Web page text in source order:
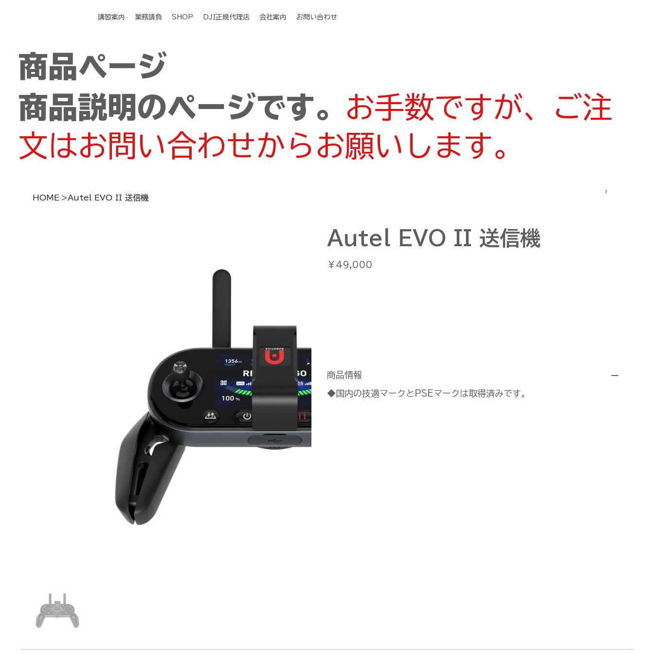
講習案内 業務請負 SHOP DJI正規代理店 会社案内 お問い合わせ
商品ページ
商品説明のページです。 お手数ですが、ご注
文はお問い合わせからお願いします。
HOME >Autel EVO II 送信機
Autel EVO II 送信機
格
￥49,000
商品情報
◆国内の技適マークとPSEマークは取得済みです。